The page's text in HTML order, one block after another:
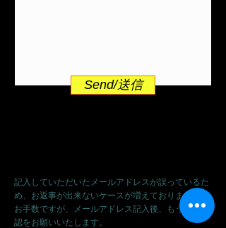
Send/送信
記入していただいたメールアドレスが誤っているた
め、お返事が出来ないケースが増えております。
お手数ですが、メールアドレス記入後、もう一度確
認をお願いいたします。